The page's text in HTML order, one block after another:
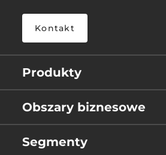
Kontakt
Produkty
Obszary biznesowe
Segmenty